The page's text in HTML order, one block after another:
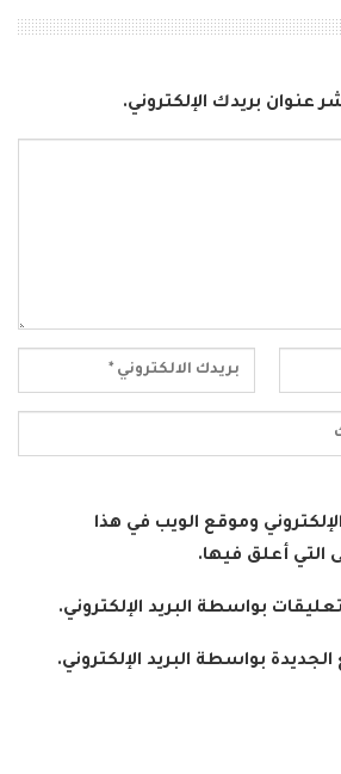
عنوان بريدك الإلكتروني.
وموقع الويب في هذا
التي أعلق فيها.
بواسطة البريد الإلكتروني.
بواسطة البريد الإلكتروني.